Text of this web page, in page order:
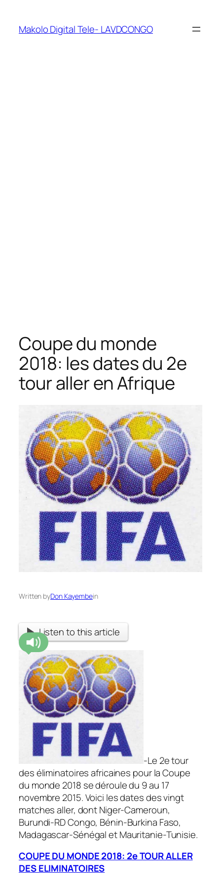
Makolo Digital Tele- LAVDCONGO
Coupe du monde
2018: les dates du 2e
tour aller en Afrique
Written byDon Kayembein
Listen to this article
-Le 2e tour
des éliminatoires africaines pour la Coupe
du monde 2018 se déroule du 9 au 17
novembre 2015. Voici les dates des vingt
matches aller, dont Niger-Cameroun,
Burundi-RD Congo, Bénin-Burkina Faso,
Madagascar-Sénégal et Mauritanie-Tunisie.
COUPE DU MONDE 2018: 2e TOUR ALLER
DES ELIMINATOIRES